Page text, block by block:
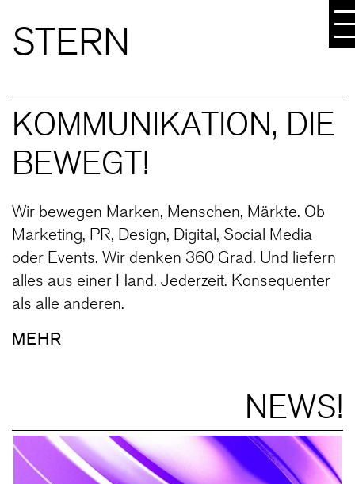
STERN
KOMMUNIKATION, DIE
BEWEGT!
Wir bewegen Marken, Menschen, Märkte. Ob
Marketing, PR, Design, Digital, Social Media
oder Events. Wir denken 360 Grad. Und liefern
alles aus einer Hand. Jederzeit. Konsequenter
als alle anderen.
MEHR
NEWS!